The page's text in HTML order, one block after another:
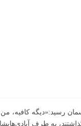
به آسمان رسید:«دیگه
به طرف